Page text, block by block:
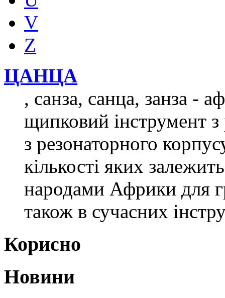
V
Z
ЦАНЦА
, санза, санца, занза -
щипковий інструмент з
з резонаторного
кількості яких
народами Африки для
також в сучасних
Корисно
Новини